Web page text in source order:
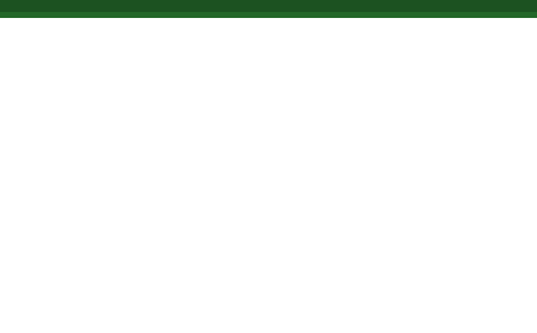
Skip to main content